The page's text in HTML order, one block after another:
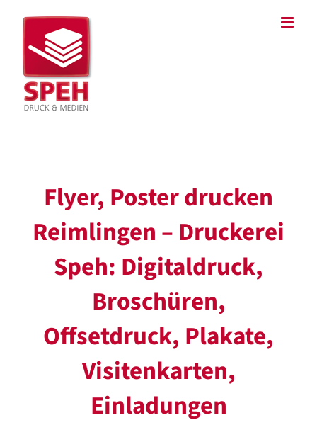
Inhalt
springen
Flyer, Poster drucken
Reimlingen – Druckerei
Speh: Digitaldruck,
Broschüren,
Offsetdruck, Plakate,
Visitenkarten,
Einladungen